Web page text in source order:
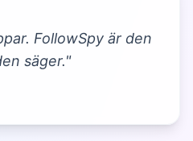
FollowSpy är den
säger."